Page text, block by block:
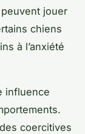
jouer
chiens
à l’anxiété
influence
coercitives